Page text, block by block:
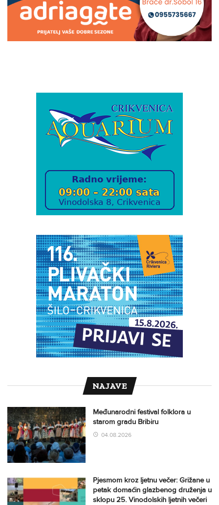
NAJAVE
Međunarodni festival folklora u
starom gradu Bribiru
04.08.2026
Pjesmom kroz ljetnu večer: Grižane u
petak domaćin glazbenog druženja u
sklopu 25. Vinodolskih ljetnih večeri